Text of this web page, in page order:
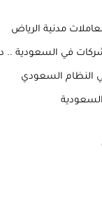
مدنية الرياض
النظام السعودي